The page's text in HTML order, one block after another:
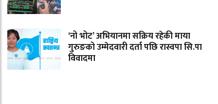
‘नो भोट’ अभियानमा सक्रिय रहेकी माया
गुरुङको उम्मेदवारी दर्ता पछि रास्वपा सि.पा
विवादमा